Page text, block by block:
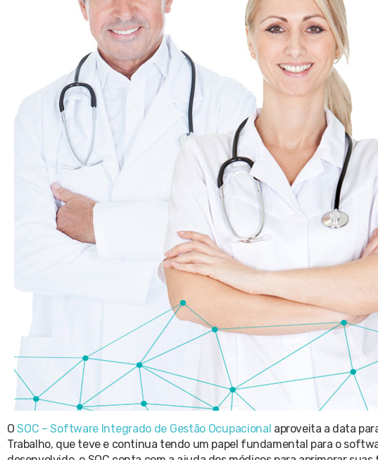
OSOC – Software Integrado de Gestão Ocupacional aproveita a data
Trabalho, que teve e continua tendo um papel fundamental para o